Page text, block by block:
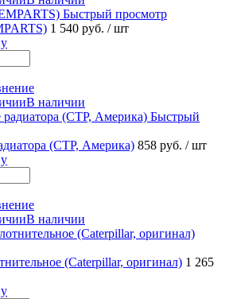
Быстрый просмотр
1 540 руб. / шт
В наличии
Быстрый
(CTP, Америка) 858 руб. / шт
В наличии
(Caterpillar, оригинал) 1 265